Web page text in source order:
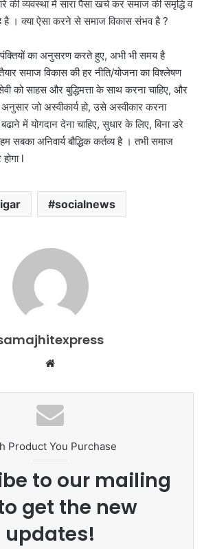
की व्यवस्था में सारा पैसा खर्च कर समाज की समृद्धि व
है । क्या ऐसा करने से समाज विकास संभव है ?
का अनुसरण करते हुए, अभी भी समय है
समाज विकास की हर नीति/योजना का विश्लेषण
को साहस और बुद्धिमत्ता के साथ करना चाहिए, और
जो अस्वीकार्य हो, उसे अस्वीकार करना
में योगदान देना चाहिए, सुधार के लिए, बिना डरे
सबका अनिवार्य बौद्धिक कर्तव्य है । तभी समाज
l
socialnews
Product You Purchase
to our mailing
get the new
updates!